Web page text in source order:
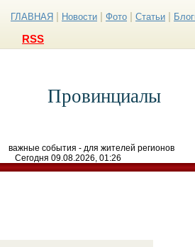
ГЛАВНАЯ Новости Фото Статьи
RSS
Провинциалы
важные события - для жителей регионов
Сегодня 09.08.2026, 01:26